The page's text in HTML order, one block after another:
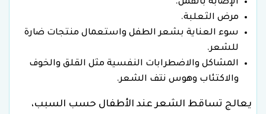
الإصابة بالقمل.
مرض الثعلبة.
سوء العناية بشعر الطفل واستعمال منتجات ضارة
للشعر.
المشاكل والاضطرابات النفسية مثل القلق والخوف
والاكتئاب وهوس نتف الشعر.
يعالج تساقط الشعر عند الأطفال حسب السبب،